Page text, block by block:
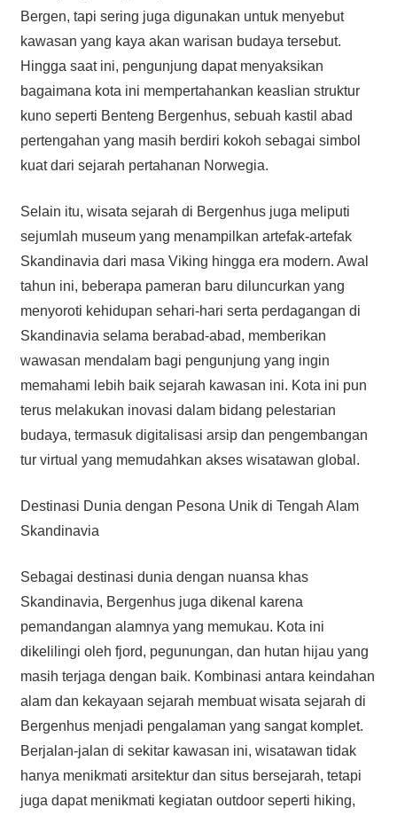
Bergen, tapi sering juga digunakan untuk menyebut
kawasan yang kaya akan warisan budaya tersebut.
Hingga saat ini, pengunjung dapat menyaksikan
bagaimana kota ini mempertahankan keaslian struktur
kuno seperti Benteng Bergenhus, sebuah kastil abad
pertengahan yang masih berdiri kokoh sebagai simbol
kuat dari sejarah pertahanan Norwegia.
Selain itu, wisata sejarah di Bergenhus juga meliputi
sejumlah museum yang menampilkan artefak-artefak
Skandinavia dari masa Viking hingga era modern. Awal
tahun ini, beberapa pameran baru diluncurkan yang
menyoroti kehidupan sehari-hari serta perdagangan di
Skandinavia selama berabad-abad, memberikan
wawasan mendalam bagi pengunjung yang ingin
memahami lebih baik sejarah kawasan ini. Kota ini pun
terus melakukan inovasi dalam bidang pelestarian
budaya, termasuk digitalisasi arsip dan pengembangan
tur virtual yang memudahkan akses wisatawan global.
Destinasi Dunia dengan Pesona Unik di Tengah Alam
Skandinavia
Sebagai destinasi dunia dengan nuansa khas
Skandinavia, Bergenhus juga dikenal karena
pemandangan alamnya yang memukau. Kota ini
dikelilingi oleh fjord, pegunungan, dan hutan hijau yang
masih terjaga dengan baik. Kombinasi antara keindahan
alam dan kekayaan sejarah membuat wisata sejarah di
Bergenhus menjadi pengalaman yang sangat komplet.
Berjalan-jalan di sekitar kawasan ini, wisatawan tidak
hanya menikmati arsitektur dan situs bersejarah, tetapi
juga dapat menikmati kegiatan outdoor seperti hiking,